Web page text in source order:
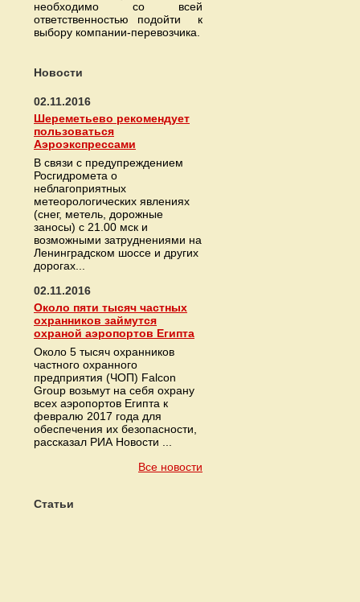
необходимо со всей
ответственностью подойти к
выбору компании-перевозчика.
Новости
02.11.2016
Шереметьево рекомендует
пользоваться
Аэроэкспрессами
В связи с предупреждением
Росгидромета о
неблагоприятных
метеорологических явлениях
(снег, метель, дорожные
заносы) с 21.00 мск и
возможными затруднениями на
Ленинградском шоссе и других
дорогах...
02.11.2016
Около пяти тысяч частных
охранников займутся
охраной аэропортов Египта
Около 5 тысяч охранников
частного охранного
предприятия (ЧОП) Falcon
Group возьмут на себя охрану
всех аэропортов Египта к
февралю 2017 года для
обеспечения их безопасности,
рассказал РИА Новости ...
Все новости
Статьи